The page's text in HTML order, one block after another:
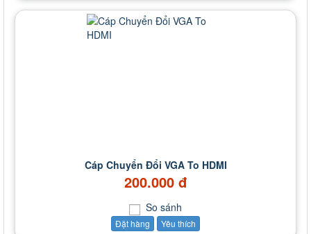
Cáp Chuyển Đổi VGA To HDMI
200.000 đ
So sánh
Đặt hàng Yêu thích